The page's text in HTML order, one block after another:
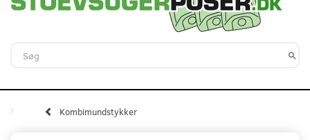
Kombimundstykker